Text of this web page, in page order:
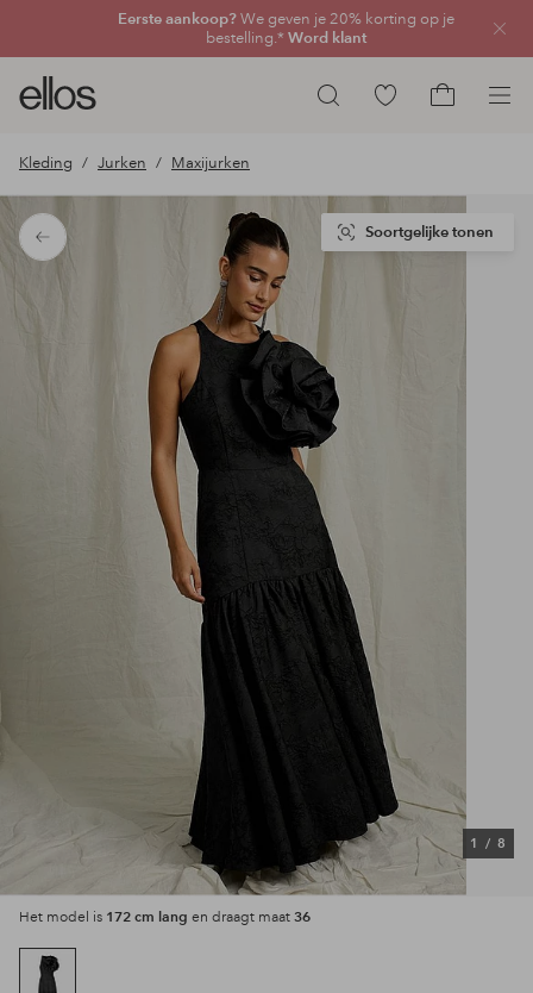
Eerste aankoop?We geven je 20% korting op je
bestelling.* Word klant
Zoeken
Ellos
logo
ga
naar
de
voorpagina
Ga
producten
Kleding Jurken Maxijurken
Terug
1 / 8
Soortgelijke tonen
Het model is 172 cm lang en draagt maat 36